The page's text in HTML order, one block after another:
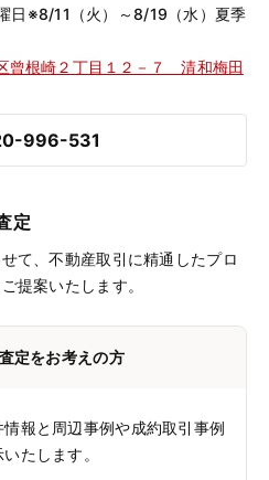
日※8/11（火）～8/19（水）夏季
曾根崎２丁目１２－７ 清和梅田
996-531
定
て、不動産取引に精通したプロ
提案いたします。
定をお考えの方
報と周辺事例や成約取引事例
たします。